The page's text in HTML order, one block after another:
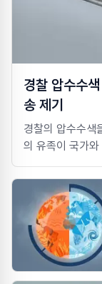
경찰 압수수
송 제기
경찰의 압수수색
의 유족이 국가
습니다. 당시 홈
성년자인 학생을